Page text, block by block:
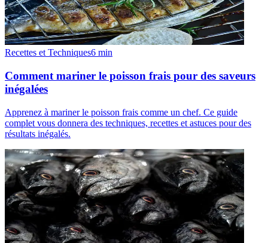
Recettes et Techniques6 min
Comment mariner le poisson frais pour des saveurs
inégalées
Apprenez à mariner le poisson frais comme un chef. Ce guide
complet vous donnera des techniques, recettes et astuces pour des
résultats inégalés.